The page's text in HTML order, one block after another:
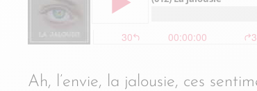
Ah, l’envie, la jalousie, ces